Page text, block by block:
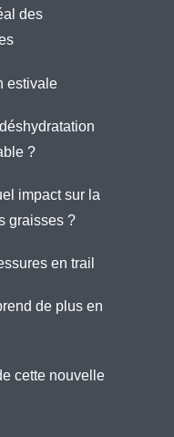
des
estivale
?
impact sur la
graisses ?
en trail
de plus en
cette nouvelle